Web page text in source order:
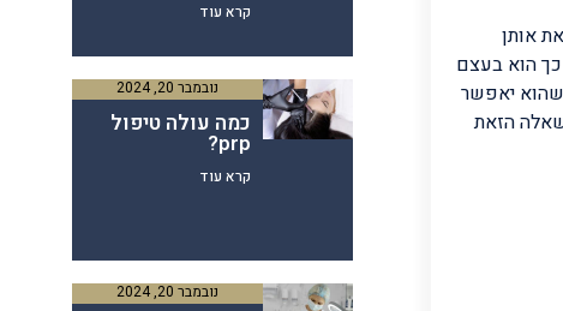
אותן
הוא בעצם
יאפשר
הזאת
קרא עוד
כמה עולה טיפול
prp?
נובמבר 20, 2024
קרא עוד
נובמבר 20, 2024